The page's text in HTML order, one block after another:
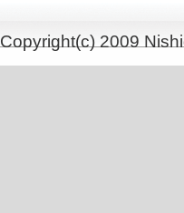
Copyright(c) 2009